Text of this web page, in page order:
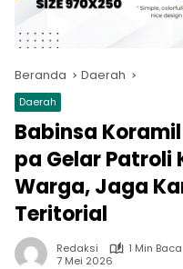
Beranda Daerah
Daerah
Babinsa
pa Gelar Patroli
Warga, Jaga
Teritorial
Redaksi
1 Min Baca
7 Mei 2026